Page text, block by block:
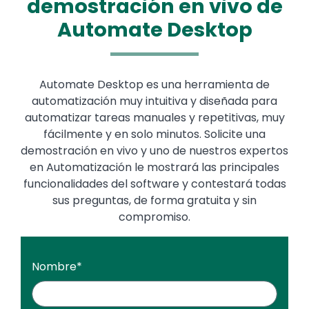
demostración en vivo de
Automate Desktop
Automate Desktop es una herramienta de
automatización muy intuitiva y diseñada para
automatizar tareas manuales y repetitivas, muy
fácilmente y en solo minutos. Solicite una
demostración en vivo y uno de nuestros expertos
en Automatización le mostrará las principales
funcionalidades del software y contestará todas
sus preguntas, de forma gratuita y sin
compromiso.
Nombre*